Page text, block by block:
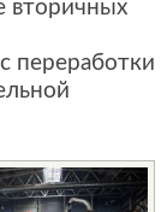
вторичных
переработки